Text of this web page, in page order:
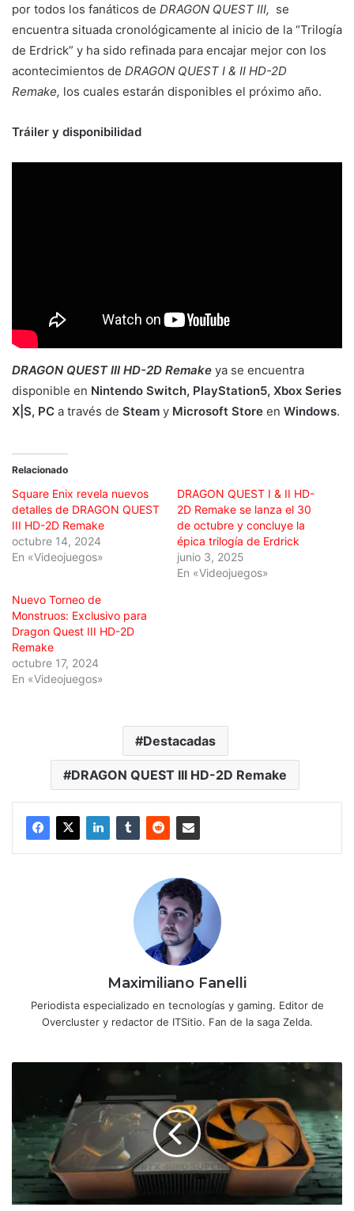
por todos los fanáticos de DRAGON QUEST III, se
encuentra situada cronológicamente al inicio de la “Trilogía
de Erdrick” y ha sido refinada para encajar mejor con los
acontecimientos de DRAGON QUEST I & II HD-2D
Remake, los cuales estarán disponibles el próximo año.
Tráiler y disponibilidad
DRAGON QUEST III HD-2D Remake ya se encuentra
disponible en Nintendo Switch, PlayStation5, Xbox Series
X|S, PC a través de Steam y Microsoft Store en Windows.
Relacionado
Square Enix revela nuevos
detalles de DRAGON QUEST
III HD-2D Remake
octubre 14, 2024
En «Videojuegos»
DRAGON QUEST I & II HD-
2D Remake se lanza el 30
de octubre y concluye la
épica trilogía de Erdrick
junio 3, 2025
En «Videojuegos»
Nuevo Torneo de
Monstruos: Exclusivo para
Dragon Quest III HD-2D
Remake
octubre 17, 2024
En «Videojuegos»
Destacadas
DRAGON QUEST III HD-2D Remake
Maximiliano Fanelli
Periodista especializado en tecnologías y gaming. Editor de
Overcluster y redactor de ITSitio. Fan de la saga Zelda.
aniversario
de
Half-
Life
-